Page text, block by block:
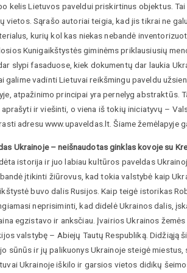
kelis Lietuvos paveldui priskirtinus objektus.
vietos. Sąrašo autoriai teigia, kad jis tikrai ne
kurių kol kas niekas nebandė
Kunigaikštystės giminėms priklausiusių
slypi fasaduose, kiek dokumentų dar laukia
galime vadinti Lietuvai reikšmingu paveldu
atpažinimo principai yra pernelyg abstraktūs.
ir viešinti, o viena iš tokių iniciatyvų –
adresu www.upaveldas.lt. Šiame
Ukrainoje – neišnaudotas ginklas kovoje su
istorija ir juo labiau kultūros paveldas
įtikinti žiūrovus, kad tokia valstybė kaip
buvo dalis Rusijos. Kaip teigė istorikas
neprisiminti, kad didelė Ukrainos dalis,
egzistavo ir anksčiau. Įvairios Ukrainos
valstybę – Abiejų Tautų Respubliką.
sūnūs ir jų palikuonys Ukrainoje steigė
Ukrainoje iškilo ir garsios vietos didikų